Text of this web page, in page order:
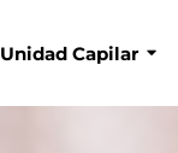
Unidad Capilar